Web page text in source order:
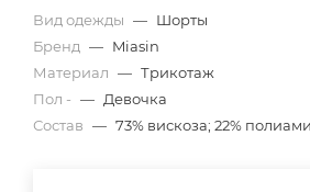
Вид одежды — Шорты
Бренд — Miasin
Материал — Трикотаж
Пол - — Девочка
Состав — 73% вискоза; 22%